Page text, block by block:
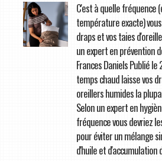
C'est à quelle fréquence
température exacte)
draps et vos taies
un expert en prévention
Frances Daniels Publié le
temps chaud laisse vos
oreillers humides la
Selon un expert en
fréquence vous devriez
pour éviter un mélange
d'huile et d'accumulation